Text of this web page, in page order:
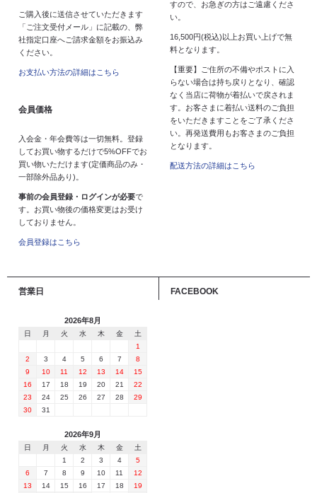
ご購入後に送信させていただきます
「ご注文受付メール」に記載の、弊
社指定口座へご請求金額をお振込み
ください。
お支払い方法の詳細はこちら
会員価格
入会金・年会費等は一切無料。登録
してお買い物するだけで5%OFFでお
買い物いただけます(定価商品のみ・
一部除外品あり)。
事前の会員登録・ログインが必要で
す。お買い物後の価格変更はお受け
しておりません。
会員登録はこちら
すので、お急ぎの方はご遠慮くださ
い。
16,500円(税込)以上お買い上げで無
料となります。
【重要】ご住所の不備やポストに入
らない場合は持ち戻りとなり、確認
なく当店に荷物が着払いで戻されま
す。お客さまに着払い送料のご負担
をいただきますことをご了承くださ
い。再発送費用もお客さまのご負担
となります。
配送方法の詳細はこちら
営業日
2026年8月
日 月 火 水 木 金
土
1
2
3 4 5 6 7
8
9
10 11 12 13 14
15
16
17 18 19 20 21
22
23
24 25 26 27 28
29
30
31
2026年9月
日 月 火 水 木 金
土
1
2 3 4
5
6
7 8 9 10 11
12
13
14 15 16 17 18 19
FACEBOOK